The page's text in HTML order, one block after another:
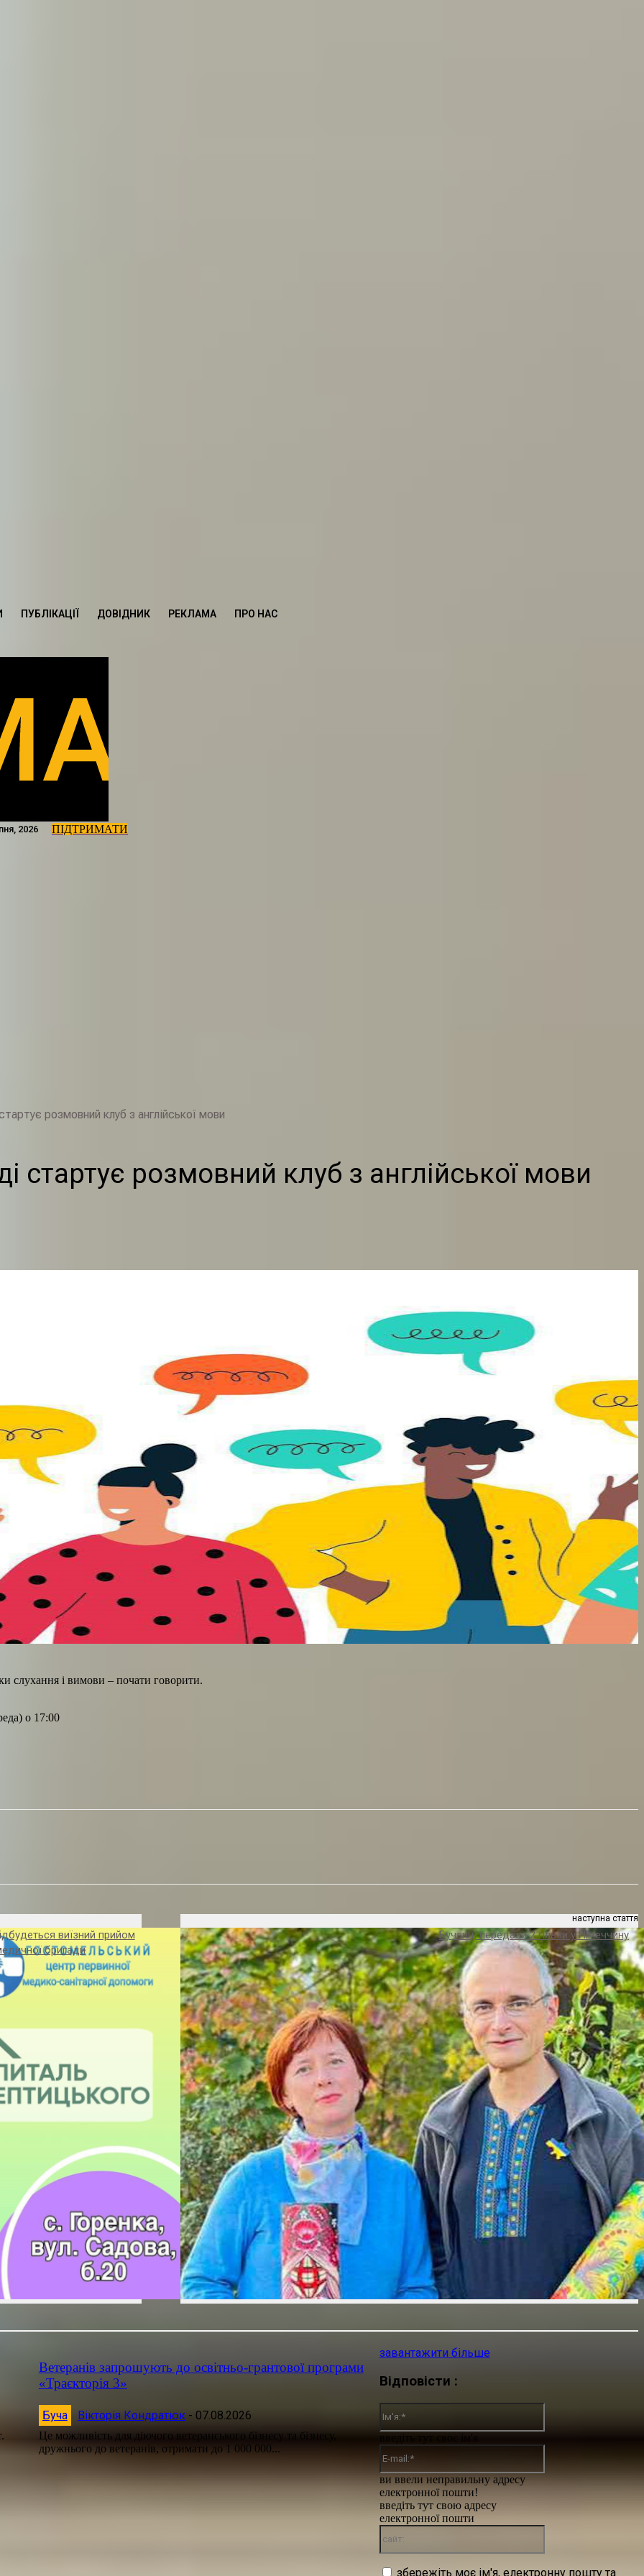
ПУБЛІКАЦІЇ ДОВІДНИК РЕКЛАМА ПРО НАС
2026 ПІДТРИМАТИ
розмовний клуб з англійської мови
стартує розмовний клуб з англійської мови
слухання і вимови – почати говорити.
о 17:00
виїзний прийом
бригади
наступна стаття
Бучанці передали 2 гільзи у Німеччину
Ветеранів запрошують до освітньо-грантової програми
«Траєкторія 3»
Буча Вікторія Кондратюк - 07.08.2026
Це можливість для діючого ветеранського бізнесу та бізнесу,
дружнього до ветеранів, отримати до 1 000 000...
завантажити більше
Відповісти :
Ім'я:*
введіть тут своє ім'я
E-
ви ввели неправильну адресу
електронної пошти!
введіть тут свою адресу
електронної пошти
сайт:
збережіть моє ім'я, електронну пошту та